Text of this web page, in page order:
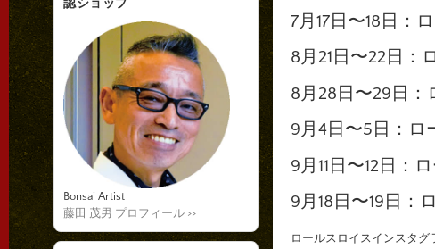
7月17日〜18日：
8月21日〜22日：
8月28日〜29日：
9月4日〜5日：ロ
9月11日〜12日：
9月18日〜19日：
ロールスロイスインスタグ
認ショップ
Bonsai Artist
藤田 茂男 プロフィール >>